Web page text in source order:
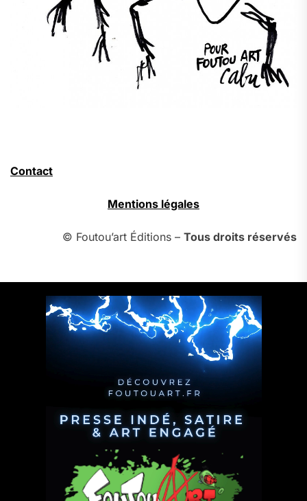
Contact
Mentions légales
© Foutou’art Éditions – Tous droits réservés